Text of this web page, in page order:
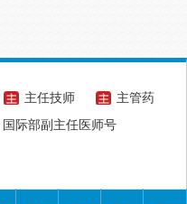
主任技师
主管药
国际部副主任医师号